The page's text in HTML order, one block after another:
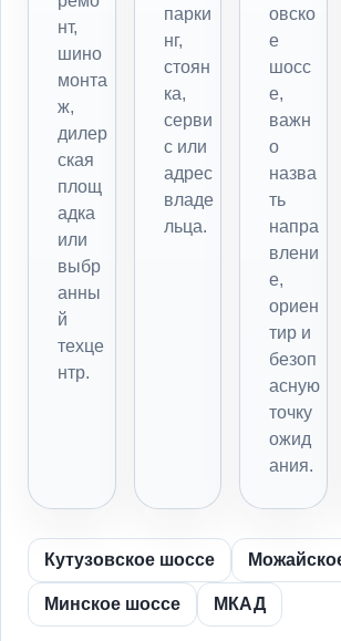
нт,
шино
монта
ж,
дилер
ская
площ
адка
или
выбр
анны
й
техце
нтр.
парки
нг,
стоян
ка,
серви
с или
адрес
владе
льца.
овско
е
шосс
е,
важн
о
назва
ть
напра
влени
е,
ориен
тир и
безоп
асную
точку
ожид
ания.
Кутузовское шоссе
Минское шоссе МКАД